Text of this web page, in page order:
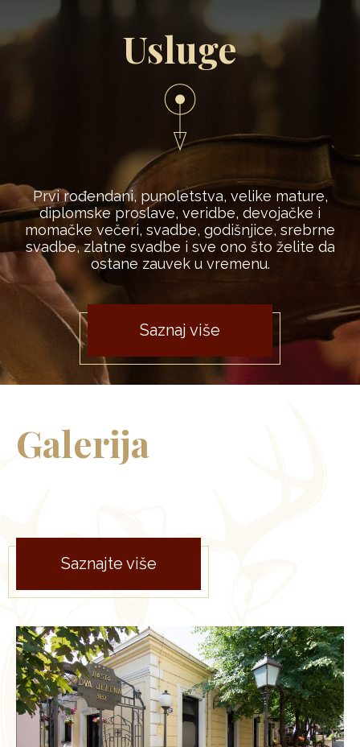
Usluge
Prvi rođendani, punoletstva, velike mature,
diplomske proslave, veridbe, devojačke i
momačke večeri, svadbe, godišnjice, srebrne
svadbe, zlatne svadbe i sve ono što želite da
ostane zauvek u vremenu.
Saznaj više
Galerija
Saznajte više